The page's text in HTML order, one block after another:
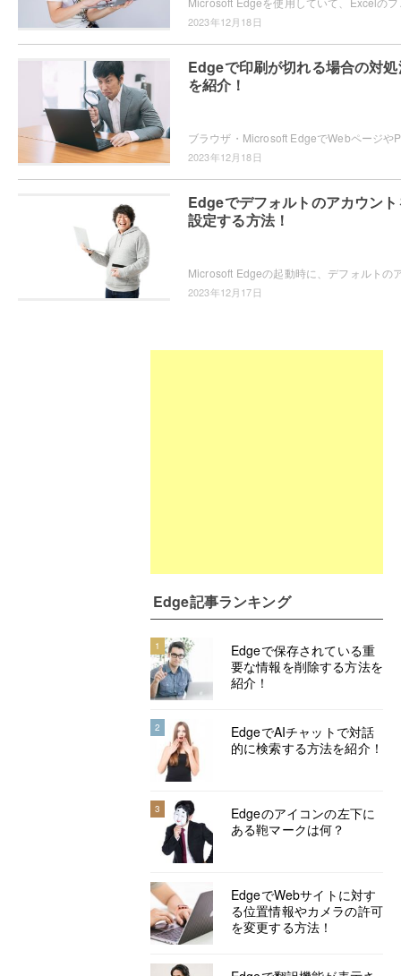
2023年12月18日
Edgeで印刷が切れる場合の対
を紹介！
2023年12月18日
Edgeでデフォルトのアカウン
設定する方法！
2023年12月17日
Edge記事ランキング
1
Edgeで保存されている重
要な情報を削除する方法を
紹介！
2
EdgeでAIチャットで対話
的に検索する方法を紹介！
3
Edgeのアイコンの左下に
ある鞄マークは何？
EdgeでWebサイトに対す
る位置情報やカメラの許可
を変更する方法！